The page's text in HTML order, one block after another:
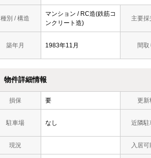
種別 / 構造
マンション / RC造(鉄筋コ
ンクリート造)
主要採
築年月 1983年11月 間取
物件詳細情報
損保 要 更新
駐車場 なし 近隣駐
現況 入居可